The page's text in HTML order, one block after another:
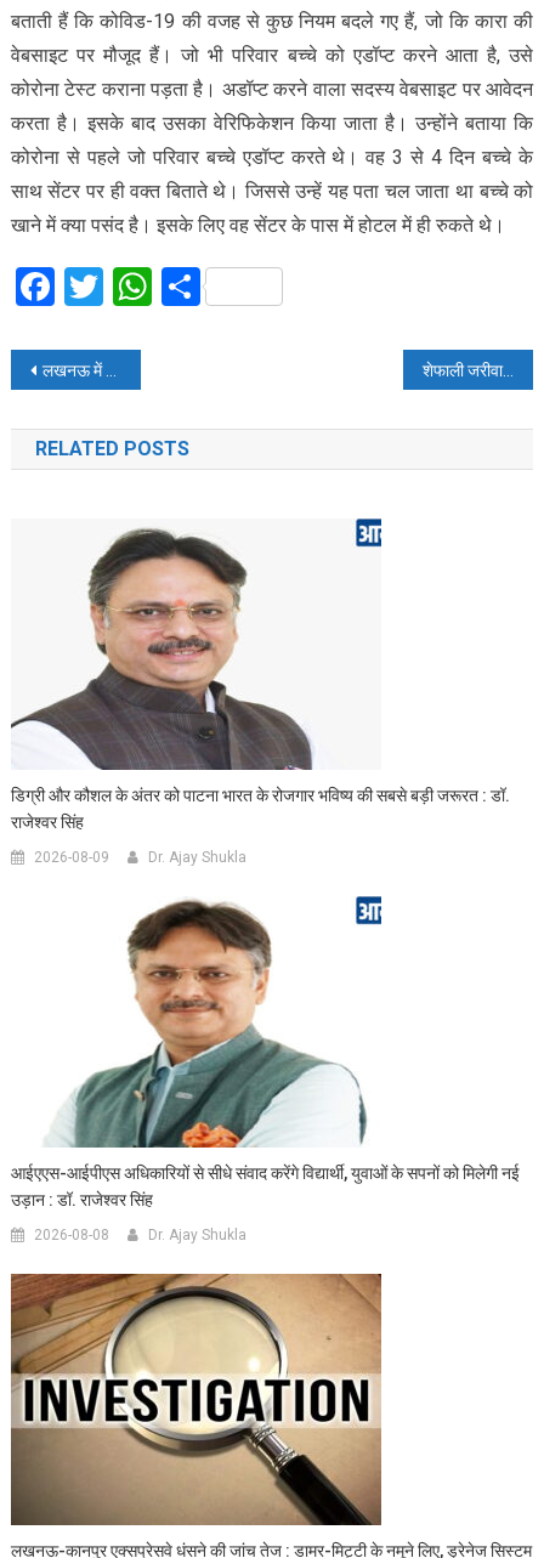
बताती हैं कि कोविड-19 की वजह से कुछ नियम बदले गए हैं, जो कि कारा की
वेबसाइट पर मौजूद हैं। जो भी परिवार बच्चे को एडॉप्ट करने आता है, उसे
कोरोना टेस्ट कराना पड़ता है। अडॉप्ट करने वाला सदस्य वेबसाइट पर आवेदन
करता है। इसके बाद उसका वेरिफिकेशन किया जाता है। उन्होंने बताया कि
कोरोना से पहले जो परिवार बच्चे एडॉप्ट करते थे। वह 3 से 4 दिन बच्चे के
साथ सेंटर पर ही वक्त बिताते थे। जिससे उन्हें यह पता चल जाता था बच्चे को
खाने में क्या पसंद है। इसके लिए वह सेंटर के पास में होटल में ही रुकते थे।
Facebook
Twitter
WhatsApp
Share
Post
navigation
लखनऊ में डेंगू का कहर24 घंटे में डेंगू के 16 नए मरीज मिले, 24 घरों में लार्वा मिलने पर नोटिस शेफाली जरीवाला और पराग त्यागी ने पोस्टपोन किया बच्चा गोद लेने का प्लान
RELATED POSTS
डिग्री और कौशल के अंतर को पाटना भारत के रोजगार भविष्य की सबसे बड़ी जरूरत : डॉ.
राजेश्वर सिंह
2026-08-09 Dr. Ajay Shukla
आईएएस-आईपीएस अधिकारियों से सीधे संवाद करेंगे विद्यार्थी, युवाओं के सपनों को मिलेगी नई
उड़ान : डॉ. राजेश्वर सिंह
2026-08-08 Dr. Ajay Shukla
लखनऊ-कानपुर एक्सप्रेसवे धंसने की जांच तेज : डामर-मिट्टी के नमूने लिए, ड्रेनेज सिस्टम